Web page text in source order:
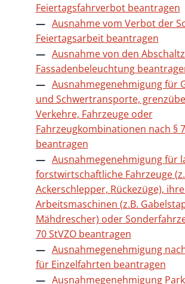
Feiertagsfahrverbot beantragen
Ausnahme vom Verbot der
Feiertagsarbeit beantragen
Ausnahme von den
Fassadenbeleuchtung
Ausnahmegenehmigung für
und Schwertransporte,
Verkehre, Fahrzeuge oder
Fahrzeugkombinationen nach §
beantragen
Ausnahmegenehmigung für
forstwirtschaftliche Fahrzeuge
Ackerschlepper, Rückezüge),
Arbeitsmaschinen (z.B.
Mähdrescher) oder
70 StVZO beantragen
Ausnahmegenehmigung
für Einzelfahrten beantragen
Ausnahmegenehmigung